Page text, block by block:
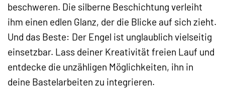
beschweren. Die silberne Beschichtung verleiht
ihm einen edlen Glanz, der die Blicke auf sich zieht.
Und das Beste: Der Engel ist unglaublich vielseitig
einsetzbar. Lass deiner Kreativität freien Lauf und
entdecke die unzähligen Möglichkeiten, ihn in
deine Bastelarbeiten zu integrieren.